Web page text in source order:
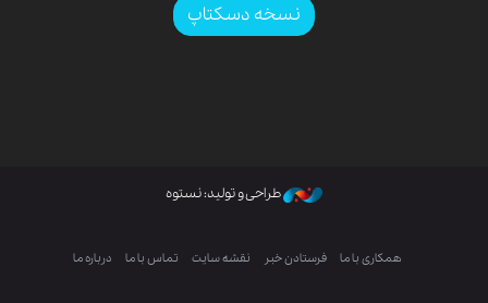
نسخه دسکتاپ
طراحی و تولید: نستوه
همکاری با ما فرستادن خبر نقشه سایت تماس با ما درباره ما